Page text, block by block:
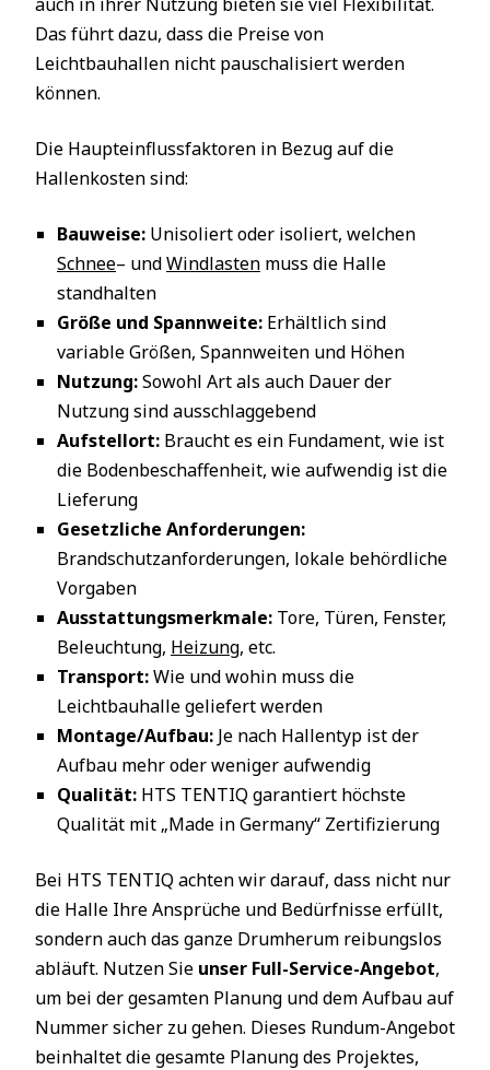
Das führt dazu, dass die Preise von
Leichtbauhallen nicht pauschalisiert werden
können.
Die Haupteinflussfaktoren in Bezug auf die
Hallenkosten sind:
Bauweise: Unisoliert oder isoliert, welchen
Schnee– undWindlasten muss die Halle
standhalten
Größe und Spannweite: Erhältlich sind
variable Größen, Spannweiten und Höhen
Nutzung:Sowohl Art als auch Dauer der
Nutzung sind ausschlaggebend
Aufstellort: Braucht es ein Fundament, wie ist
die Bodenbeschaffenheit, wie aufwendig ist die
Lieferung
Gesetzliche Anforderungen:
Brandschutzanforderungen, lokale behördliche
Vorgaben
Ausstattungsmerkmale: Tore, Türen, Fenster,
Beleuchtung, Heizung, etc.
Transport:Wie und wohin muss die
Leichtbauhalle geliefert werden
Montage/Aufbau: Je nach Hallentyp ist der
Aufbau mehr oder weniger aufwendig
Qualität: HTS TENTIQ garantiert höchste
Qualität mit „Made in Germany“ Zertifizierung
Bei HTS TENTIQ achten wir darauf, dass nicht nur
die Halle Ihre Ansprüche und Bedürfnisse erfüllt,
sondern auch das ganze Drumherum reibungslos
abläuft. Nutzen Sie unser Full-Service-Angebot,
um bei der gesamten Planung und dem Aufbau auf
Nummer sicher zu gehen. Dieses Rundum-Angebot
beinhaltet die gesamte Planung des Projektes,